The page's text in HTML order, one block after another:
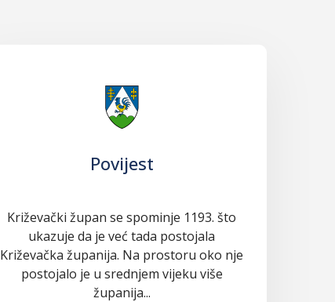
Povijest
Križevački župan se spominje 1193. što
ukazuje da je već tada postojala
Križevačka županija. Na prostoru oko nje
postojalo je u srednjem vijeku više
županija...